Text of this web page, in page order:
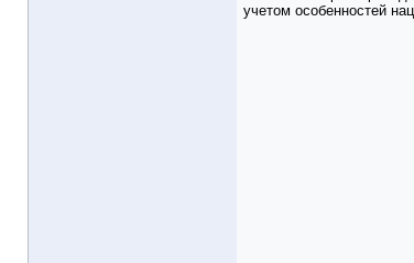
учетом особенностей